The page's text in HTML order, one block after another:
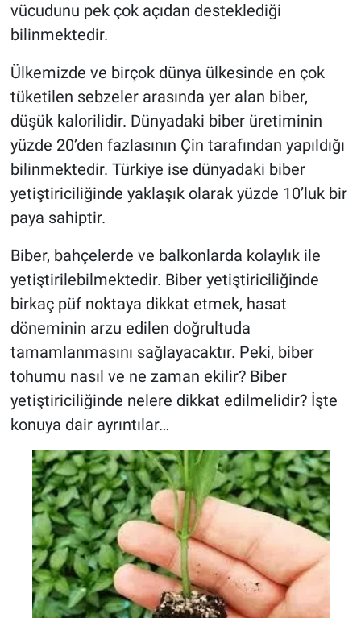
vücudunu pek çok açıdan desteklediği
bilinmektedir.
Ülkemizde ve birçok dünya ülkesinde en çok
tüketilen sebzeler arasında yer alan biber,
düşük kalorilidir. Dünyadaki biber üretiminin
yüzde 20’den fazlasının Çin tarafından yapıldığı
bilinmektedir. Türkiye ise dünyadaki biber
yetiştiriciliğinde yaklaşık olarak yüzde 10’luk bir
paya sahiptir.
Biber, bahçelerde ve balkonlarda kolaylık ile
yetiştirilebilmektedir. Biber yetiştiriciliğinde
birkaç püf noktaya dikkat etmek, hasat
döneminin arzu edilen doğrultuda
tamamlanmasını sağlayacaktır. Peki, biber
tohumu nasıl ve ne zaman ekilir? Biber
yetiştiriciliğinde nelere dikkat edilmelidir? İşte
konuya dair ayrıntılar…